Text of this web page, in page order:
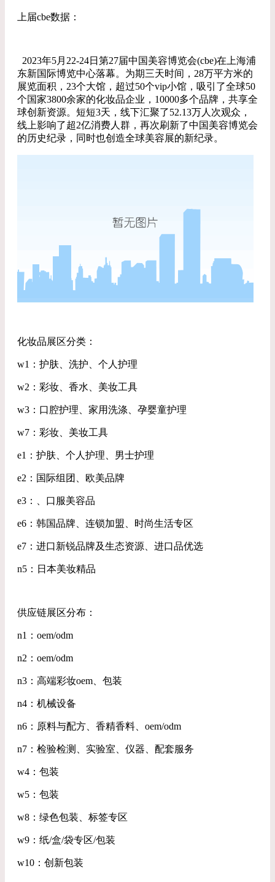
上届cbe数据：
2023年5月22-24日第27届中国美容博览会(cbe)在上海浦
东新国际博览中心落幕。为期三天时间，28万平方米的
展览面积，23个大馆，超过50个vip小馆，吸引了全球50
个国家3800余家的化妆品企业，10000多个品牌，共享全
球创新资源。短短3天，线下汇聚了52.13万人次观众，
线上影响了超2亿消费人群，再次刷新了中国美容博览会
的历史纪录，同时也创造全球美容展的新纪录。
化妆品展区分类：
w1：护肤、洗护、个人护理
w2：彩妆、香水、美妆工具
w3：口腔护理、家用洗涤、孕婴童护理
w7：彩妆、美妆工具
e1：护肤、个人护理、男士护理
e2：国际组团、欧美品牌
e3：、口服美容品
e6：韩国品牌、连锁加盟、时尚生活专区
e7：进口新锐品牌及生态资源、进口品优选
n5：日本美妆精品
供应链展区分布：
n1：oem/odm
n2：oem/odm
n3：高端彩妆oem、包装
n4：机械设备
n6：原料与配方、香精香料、oem/odm
n7：检验检测、实验室、仪器、配套服务
w4：包装
w5：包装
w8：绿色包装、标签专区
w9：纸/盒/袋专区/包装
w10：创新包装